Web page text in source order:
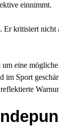
einnimmt.
kritisiert nicht
eine
Sport